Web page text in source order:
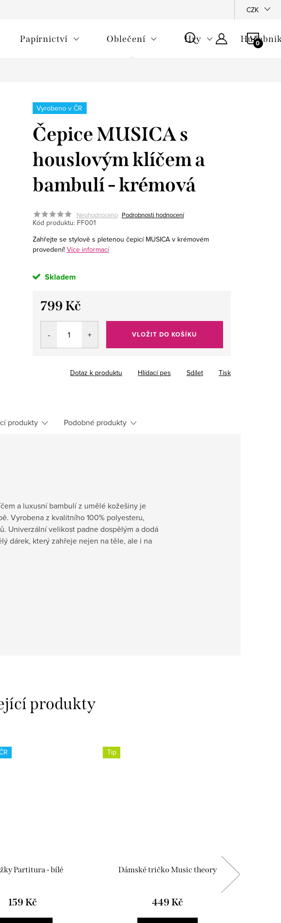
CZK
Papírnictví Oblečení Hry
Vyrobeno v ČR
Čepice MUSICA s
houslovým klíčem a
bambulí - krémová
Neohodnoceno Podrobnosti hodnocení
Kód produktu: FF001
Zahřejte se stylově s pletenou čepicí MUSICA v krémovém
provedení! Více informací
Skladem
799 Kč
Měrná
VLOŽIT DO KOŠÍKU
Tisk
Dotaz k produktu Hlídací pes Sdílet
produkty Podobné produkty
a luxusní bambulí z umělé kožešiny je
Vyrobena z kvalitního 100% polyesteru,
Univerzální velikost padne dospělým a dodá
dárek, který zahřeje nejen na těle, ale i na
produkty
Partitura - bílé
159 Kč
Tip
Dámské tričko Music theory
449 Kč